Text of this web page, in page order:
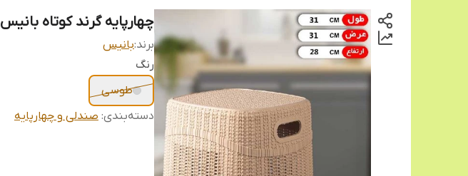
چهارپایه گرند کوتاه بانیس
برند:بانیس
رنگ
طوسی
دسته‌بندی: صندلی و چهارپایه